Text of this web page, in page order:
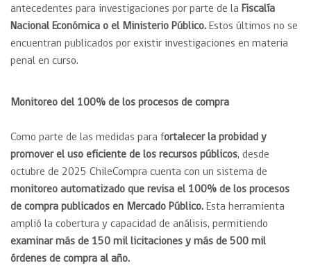
antecedentes para investigaciones por parte de la Fiscalía
Nacional Económica o el Ministerio Público. Estos últimos no se
encuentran publicados por existir investigaciones en materia
penal en curso.
Monitoreo del 100% de los procesos de compra
Como parte de las medidas para fortalecer la probidad y
promover el uso eficiente de los recursos públicos, desde
octubre de 2025 ChileCompra cuenta con un sistema de
monitoreo automatizado que revisa el 100% de los procesos
de compra publicados en Mercado Público. Esta herramienta
amplió la cobertura y capacidad de análisis, permitiendo
examinar más de 150 mil licitaciones y más de 500 mil
órdenes de compra al año.